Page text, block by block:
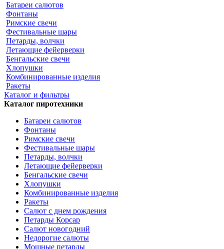
Батареи салютов
Фонтаны
Римские свечи
Фестивальные шары
Петарды, волчки
Летающие фейерверки
Бенгальские свечи
Хлопушки
Комбинированные изделия
Ракеты
Каталог и фильтры
Каталог пиротехники
Батареи салютов
Фонтаны
Римские свечи
Фестивальные шары
Петарды, волчки
Летающие фейерверки
Бенгальские свечи
Хлопушки
Комбинированные изделия
Ракеты
Салют с днем рождения
Петарды Корсар
Салют новогодний
Недорогие салюты
Мощные петарды